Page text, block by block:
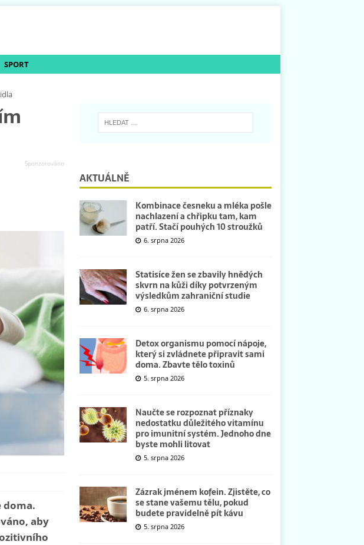
SPORT
doma.
aby
AKTUÁLNĚ
Kombinace česneku a mléka pošle
nachlazení a chřipku tam, kam
patří. Stačí pouhých 10 stroužků
6. srpna 2026
Statisíce žen se zbavily hnědých
skvrn na kůži díky potvrzeným
výsledkům zahraniční studie
6. srpna 2026
Detox organismu pomocí nápoje,
který si zvládnete připravit sami
doma. Zbavte tělo toxinů
5. srpna 2026
Naučte se rozpoznat příznaky
nedostatku důležitého vitamínu
pro imunitní systém. Jednoho dne
byste mohli litovat
5. srpna 2026
Zázrak jménem kofein. Zjistěte, co
se stane vašemu tělu, pokud
budete pravidelně pít kávu
5. srpna 2026